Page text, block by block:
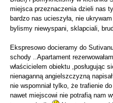
miejsca przeznaczenia dzieli nas
bardzo nas ucieszyła, nie
bylismy niewyspani, sklapciali,
Ekspresowo docieramy do
schody ..Apartament
właścicielem obiektu ,posługując
nienaganną angielszczyzną
nie wspomniał tylko, że trafienie
nawet miejscowi nie potrafią nam